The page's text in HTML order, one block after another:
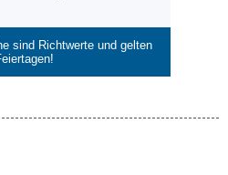
sind Richtwerte und gelten